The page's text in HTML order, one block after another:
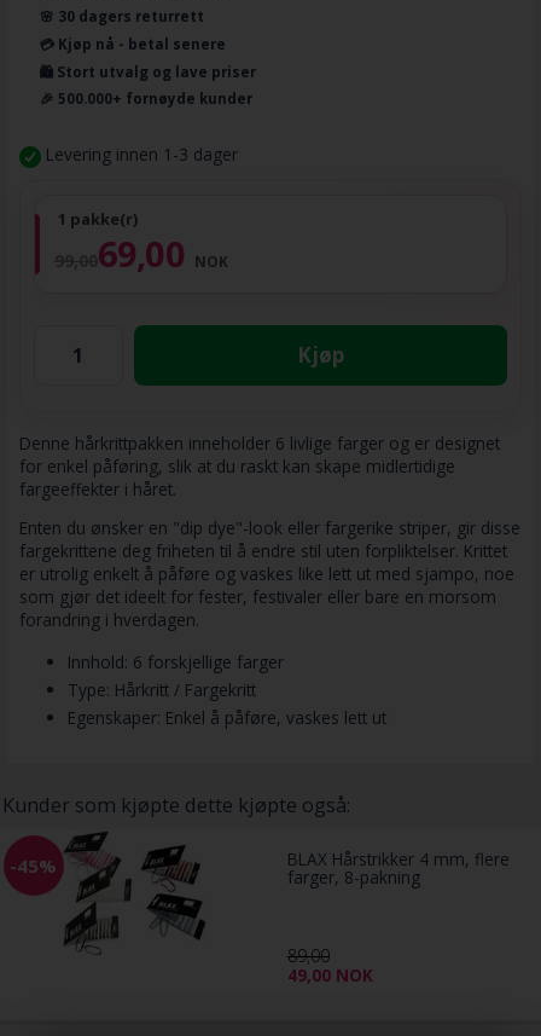
🌸 30 dagers returrett
💳 Kjøp nå - betal senere
🛍️ Stort utvalg og lave priser
🎉 500.000+ fornøyde kunder
Levering innen 1-3 dager
1 pakke(r)
69,00 NOK
Kjøp
Denne hårkrittpakken inneholder 6 livlige farger og er designet
for enkel påføring, slik at du raskt kan skape midlertidige
fargeeffekter i håret.
Enten du ønsker en "dip dye"-look eller fargerike striper, gir disse
fargekrittene deg friheten til å endre stil uten forpliktelser. Krittet
er utrolig enkelt å påføre og vaskes like lett ut med sjampo, noe
som gjør det ideelt for fester, festivaler eller bare en morsom
forandring i hverdagen.
Innhold: 6 forskjellige farger
Type: Hårkritt / Fargekritt
Egenskaper: Enkel å påføre, vaskes lett ut
Kunder som kjøpte dette kjøpte også:
-45% BLAX Hårstrikker 4 mm, flere
farger, 8-pakning
89,00
49,00 NOK